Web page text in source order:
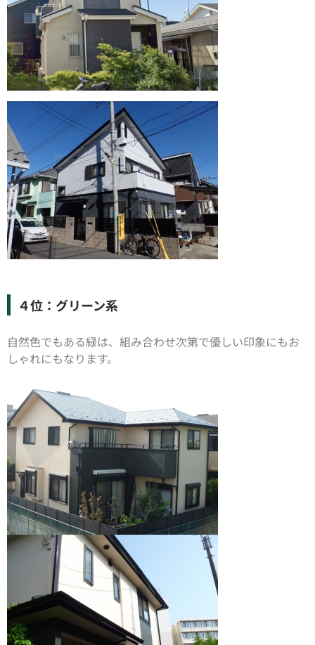
４位：グリーン系
自然色でもある緑は、組み合わせ次第で優しい印象にもお
しゃれにもなります。